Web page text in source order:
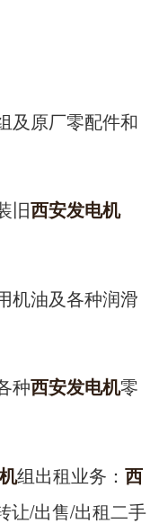
及原厂零配件和
旧西安发电机
机油及各种润滑
种西安发电机零
组出租业务： 西
让/出售/出租二手